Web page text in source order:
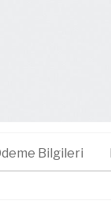
Bilgileri